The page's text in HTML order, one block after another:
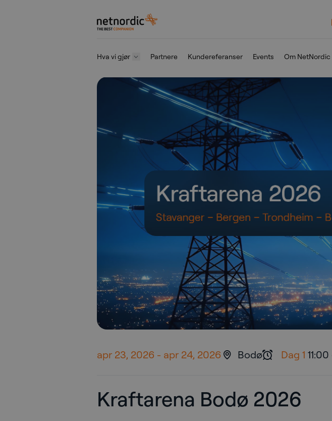
Gå til innhold
NetNordic Norway
Hva vi gjør Partnere Kundereferanser Events Om NetNordic
apr 23, 2026 - apr 24, 2026 Bodø Dag 1 11:00
Kraftarena Bodø 2026